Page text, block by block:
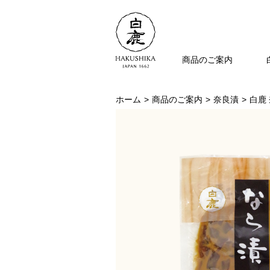
商品のご案内
ホーム 商品のご案内 奈良漬 白鹿